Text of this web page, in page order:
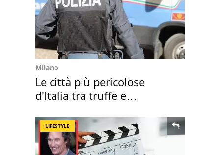
Milano
Le città più pericolose
d'Italia tra truffe e
LIFESTYLE